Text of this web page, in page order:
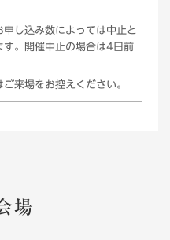
し込み数によっては中止と
す。開催中止の場合は4日前
来場をお控えください。
場